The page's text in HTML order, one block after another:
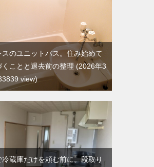
スのユニットバス。住み始めて
くことと退去前の整理
2026年3
view
冷蔵庫だけを頼む前に。段取り